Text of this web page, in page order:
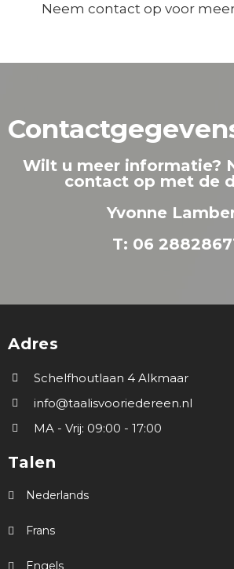
Neem contact op voor
Wilt u meer informatie?
contact op met de
Yvonne
T: 06
Adres
Schelfhoutlaan 4 Alkmaar
info@taalisvooriedereen.nl
MA - Vrij: 09:00 - 17:00
Talen
Nederlands
Frans
Engels